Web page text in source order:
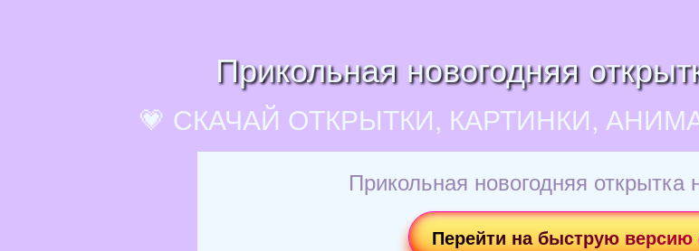
Прикольная новогодняя
💗 СКАЧАЙ ОТКРЫТКИ, КАРТИНКИ,
Прикольная новогодняя открытка
Перейти на быструю версию